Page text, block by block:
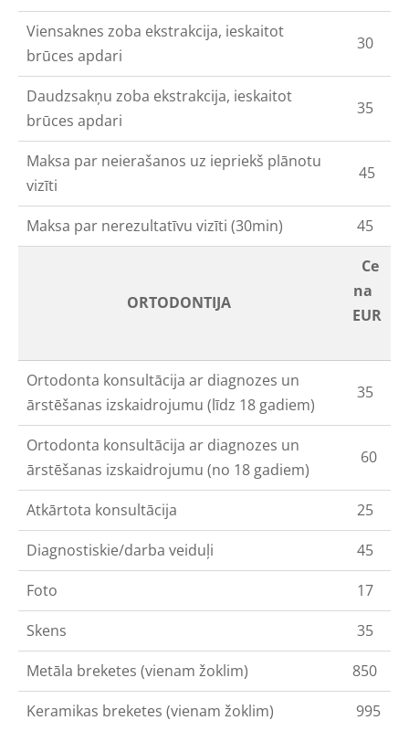
Viensaknes zoba ekstrakcija, ieskaitot
brūces apdari
30
Daudzsakņu zoba ekstrakcija, ieskaitot
brūces apdari
35
Maksa par neierašanos uz iepriekš plānotu
vizīti
45
Maksa par nerezultatīvu vizīti (30min) 45
ORTODONTIJA
Ce
na
EUR
Ortodonta konsultācija ar diagnozes un
ārstēšanas izskaidrojumu (līdz 18 gadiem)
35
Ortodonta konsultācija ar diagnozes un
ārstēšanas izskaidrojumu (no 18 gadiem)
60
Atkārtota konsultācija
25
Diagnostiskie/darba veiduļi
45
Foto
17
Skens
35
Metāla breketes (vienam žoklim)
850
Keramikas breketes (vienam žoklim)
995